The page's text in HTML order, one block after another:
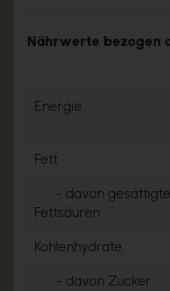
Nährwerte bezogen
Energie
Fett
- davon gesättigte
Fettsäuren
Kohlenhydrate
- davon Zucker